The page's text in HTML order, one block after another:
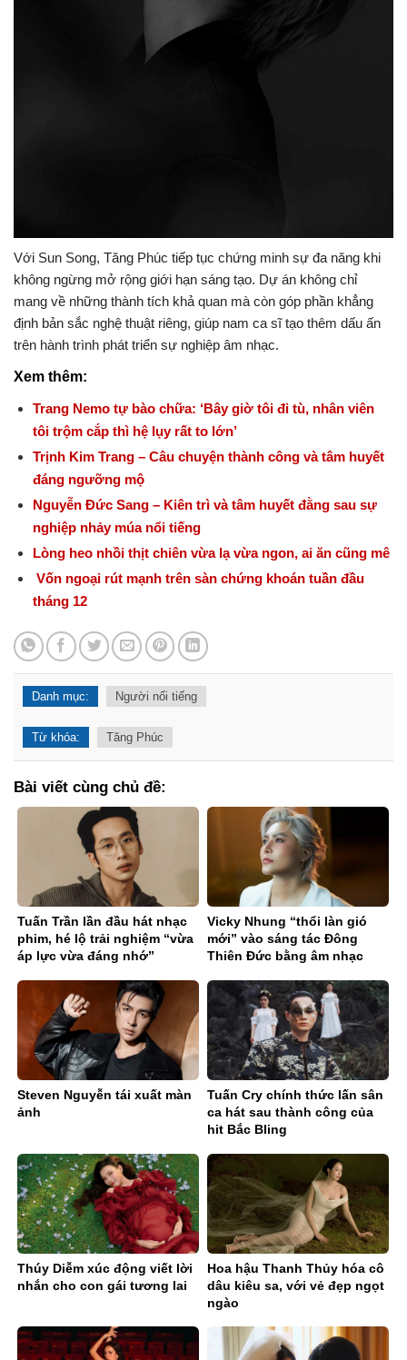
Với Sun Song, Tăng Phúc tiếp tục chứng minh sự đa năng khi
không ngừng mở rộng giới hạn sáng tạo. Dự án không chỉ
mang về những thành tích khả quan mà còn góp phần khẳng
định bản sắc nghệ thuật riêng, giúp nam ca sĩ tạo thêm dấu ấn
trên hành trình phát triển sự nghiệp âm nhạc.
Xem thêm:
Trang Nemo tự bào chữa: ‘Bây giờ tôi đi tù, nhân viên
tôi trộm cắp thì hệ lụy rất to lớn’
Trịnh Kim Trang – Câu chuyện thành công và tâm huyết
đáng ngưỡng mộ
Nguyễn Đức Sang – Kiên trì và tâm huyết đằng sau sự
nghiệp nhảy múa nổi tiếng
Lòng heo nhồi thịt chiên vừa lạ vừa ngon, ai ăn cũng mê
Vốn ngoại rút mạnh trên sàn chứng khoán tuần đầu
tháng 12
Danh mục: Người nổi tiếng
Từ khóa: Tăng Phúc
Bài viết cùng chủ đề:
Tuấn Trần lần đầu hát nhạc
phim, hé lộ trải nghiệm “vừa
áp lực vừa đáng nhớ”
Vicky Nhung “thổi làn gió
mới” vào sáng tác Đông
Thiên Đức bằng âm nhạc
Steven Nguyễn tái xuất màn
ảnh
Tuấn Cry chính thức lấn sân
ca hát sau thành công của
hit Bắc Bling
Thúy Diễm xúc động viết lời
nhắn cho con gái tương lai
Hoa hậu Thanh Thủy hóa cô
dâu kiêu sa, với vẻ đẹp ngọt
ngào